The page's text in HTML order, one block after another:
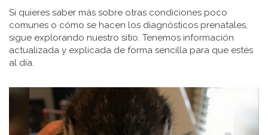
Si quieres saber más sobre otras condiciones poco
comunes o cómo se hacen los diagnósticos prenatales,
sigue explorando nuestro sitio. Tenemos información
actualizada y explicada de forma sencilla para que estés
al día.